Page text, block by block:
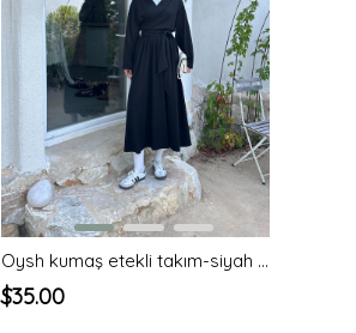
Oysh kumaş etekli takım-siyah - vakronline
$35.00